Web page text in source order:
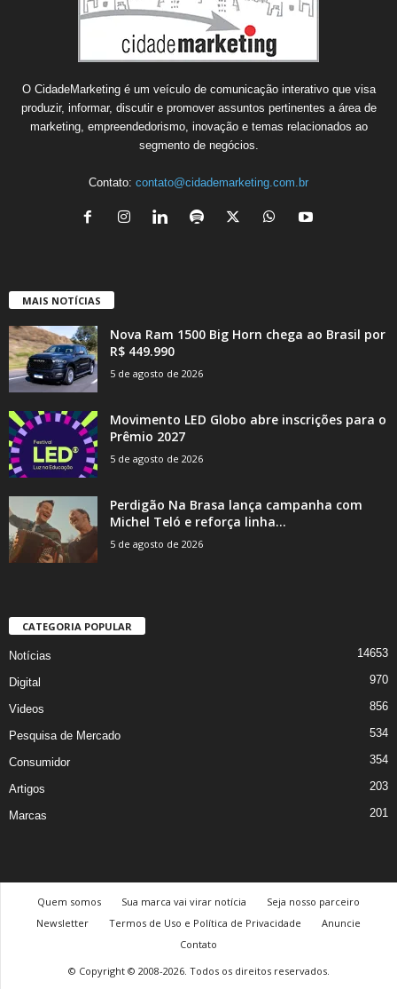
O CidadeMarketing é um veículo de comunicação interativo que visa
produzir, informar, discutir e promover assuntos pertinentes a área de
marketing, empreendedorismo, inovação e temas relacionados ao
segmento de negócios.
Contato: contato@cidademarketing.com.br
MAIS NOTÍCIAS
Nova Ram 1500 Big Horn chega ao Brasil por
R$ 449.990
5 de agosto de 2026
Movimento LED Globo abre inscrições para o
Prêmio 2027
5 de agosto de 2026
Perdigão Na Brasa lança campanha com
Michel Teló e reforça linha...
5 de agosto de 2026
CATEGORIA POPULAR
Notícias 14653
Digital 970
Videos 856
Pesquisa de Mercado 534
Consumidor 354
Artigos 203
Marcas 201
Quem somos Sua marca vai virar notícia
Seja nosso parceiro
Newsletter
Termos de Uso e Política de Privacidade
Anuncie
Contato
© Copyright © 2008-2026. Todos os direitos reservados.